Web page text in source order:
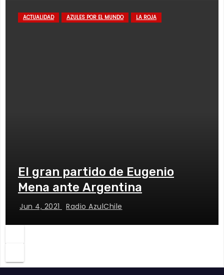
ACTUALIDAD AZULES POR EL MUNDO LA ROJA
El gran partido de Eugenio
Mena ante Argentina
Jun 4, 2021 Radio AzulChile